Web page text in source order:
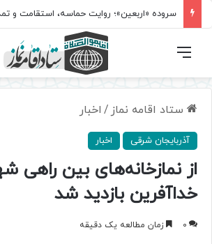
فهرست
ستاد اقامه نماز / اخبار
آذربایجان شرقی اخبار
از نمازخانه‌های بین راهی
خداآفرین بازدید شد
0 زمان مطالعه یک دقیقه